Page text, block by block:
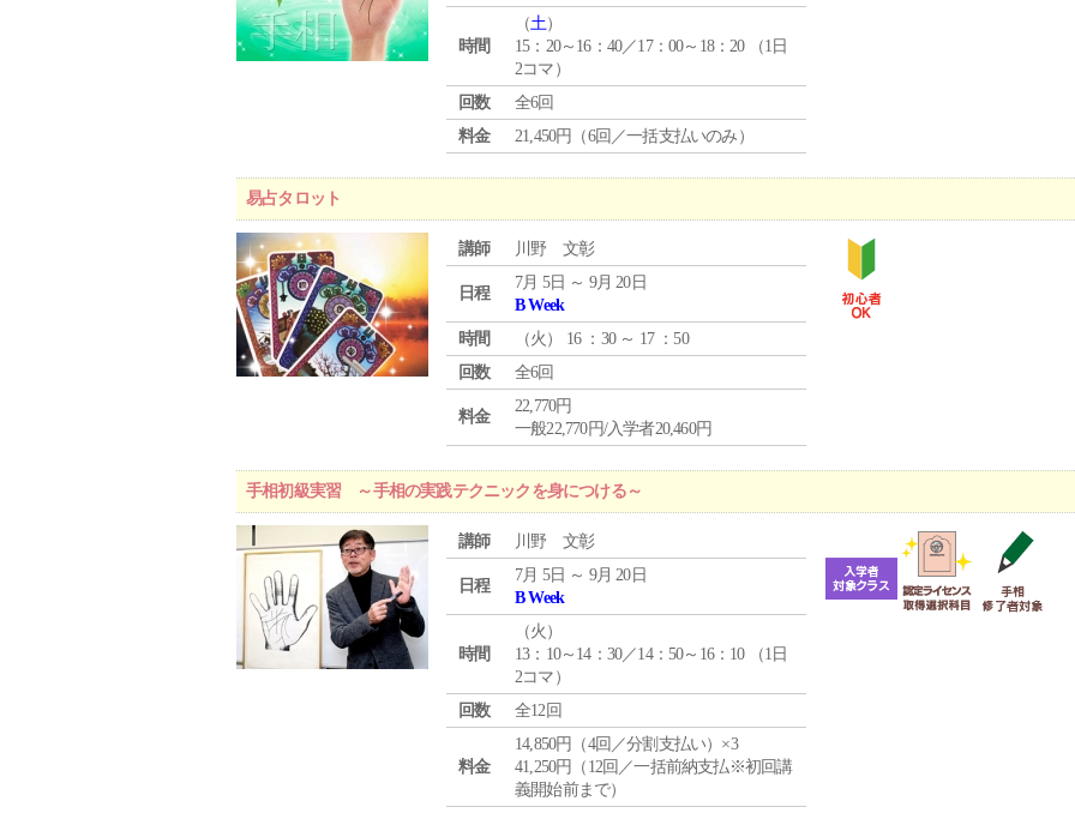
時間
（土）
15：20～16：40／17：00～18：20 （1日
2コマ）
回数
全6回
料金
21,450円（6回／一括支払いのみ）
易占タロット
講師 川野 文彰
日程
7月 5日 ～ 9月 20日
B Week
時間
（火 ） 16 ：30 ～ 17 ：50
回数
全6回
料金
22,770円
一般22,770円/入学者20,460円
手相初級実習 ～手相の実践テクニックを身につける～
講師 川野 文彰
日程
7月 5日 ～ 9月 20日
B Week
時間
（火 ）
13：10～14：30／14：50～16：10 （1日
2コマ）
回数
全12回
料金
14,850円（4回／分割支払い）×3
41,250円（12回／一括前納支払※初回講
義開始前まで）